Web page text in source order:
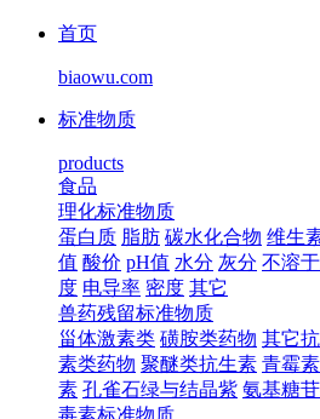
首页
biaowu.com
标准物质
products
食品
理化标准物质
蛋白质 脂肪 碳水化合物 维生
值 酸价 pH值 水分 灰分 不溶
度 电导率 密度 其它
兽药残留标准物质
甾体激素类 磺胺类药物 其它
素类药物 聚醚类抗生素 青霉
素 孔雀石绿与结晶紫 氨基糖
毒素标准物质